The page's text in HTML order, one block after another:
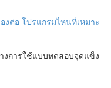
ต่อ โปรแกรมไหนที่เหมาะ
การใช้แบบทดสอบจุดแข็ง